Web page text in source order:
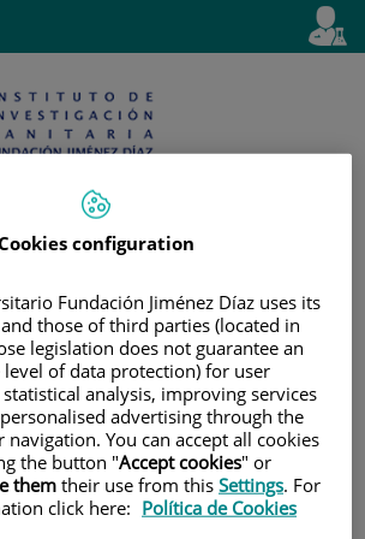
activo
es
configuration
Fundación Jiménez Díaz uses its
those of third parties (located in
legislation does not guarantee an
level of data protection) for user
analysis, improving services
advertising through the
You can accept all cookies
the button "Accept cookies" or
them their use from this Settings. For
click here: Política de Cookies